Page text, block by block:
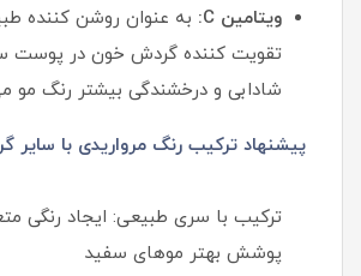
ویتامین C:
به عنوان روشن کننده
تقویت کننده گردش خون در پوست
شادابی و درخشندگی بیشتر رنگ مو
پیشنهاد ترکیب رنگ مرواریدی با سایر
ترکیب با سری طبیعی: ایجاد رنگی
پوشش بهتر موهای سفید